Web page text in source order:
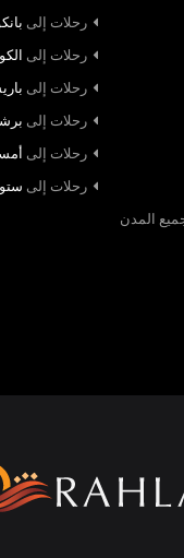
رحلات إلى
رحلات إلى
رحلات إلى
رحلات إلى
رحلات إلى
رحلات إلى
المدن